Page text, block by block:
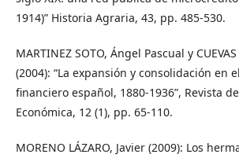
1914)” Historia Agraria, 43, pp. 485-530.
MARTINEZ SOTO, Ángel Pascual y
(2004): “La expansión y consolidación en
financiero español, 1880-1936”, Revista
Económica, 12 (1), pp. 65-110.
MORENO LÁZARO, Javier (2009): Los